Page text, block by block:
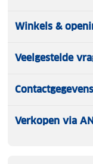
Winkels &
Veelgestelde
Contactgegevens
Verkopen via